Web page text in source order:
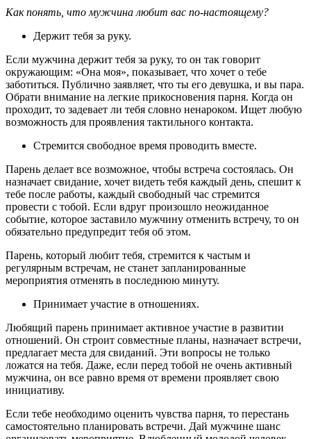
Как понять, что мужчина любит вас по-настоящему?
Держит тебя за руку.
Если мужчина держит тебя за руку, то он так говорит
окружающим: «Она моя», показывает, что хочет о тебе
заботиться. Публично заявляет, что ты его девушка, и вы пара.
Обрати внимание на легкие прикосновения парня. Когда он
проходит, то задевает ли тебя словно ненароком. Ищет любую
возможность для проявления тактильного контакта.
Стремится свободное время проводить вместе.
Парень делает все возможное, чтобы встреча состоялась. Он
назначает свидание, хочет видеть тебя каждый день, спешит к
тебе после работы, каждый свободный час стремится
провести с тобой. Если вдруг произошло неожиданное
событие, которое заставило мужчину отменить встречу, то он
обязательно предупредит тебя об этом.
Парень, который любит тебя, стремится к частым и
регулярным встречам, не станет запланированные
мероприятия отменять в последнюю минуту.
Принимает участие в отношениях.
Любящий парень принимает активное участие в развитии
отношений. Он строит совместные планы, назначает встречи,
предлагает места для свиданий. Эти вопросы не только
ложатся на тебя. Даже, если перед тобой не очень активный
мужчина, он все равно время от времени проявляет свою
инициативу.
Если тебе необходимо оценить чувства парня, то перестань
самостоятельно планировать встречи. Дай мужчине шанс